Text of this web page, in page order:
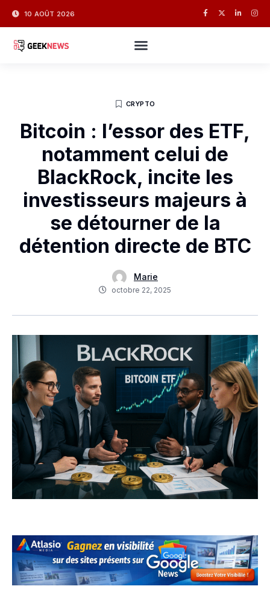
10 AOÛT 2026
CRYPTO
Bitcoin : l’essor des ETF,
notamment celui de
BlackRock, incite les
investisseurs majeurs à
se détourner de la
détention directe de BTC
Marie
octobre 22, 2025